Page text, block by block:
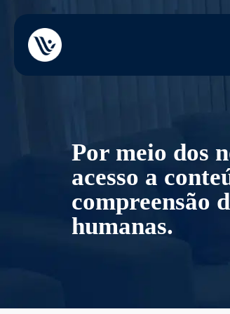
Por meio dos
acesso a
compreensão
humanas.